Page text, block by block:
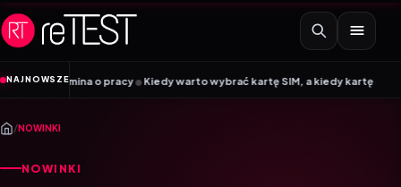
Przejdź do treści
NAJNOWSZE
o pracy •Kiedy warto wybrać kartę SIM, a kiedy kartę eSIM? Poradnik
/NOWINKI
NOWINKI